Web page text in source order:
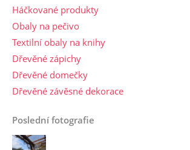
Háčkované produkty
Obaly na pečivo
Textilní obaly na knihy
Dřevěné zápichy
Dřevěné domečky
Dřevěné závěsné dekorace
Poslední fotografie